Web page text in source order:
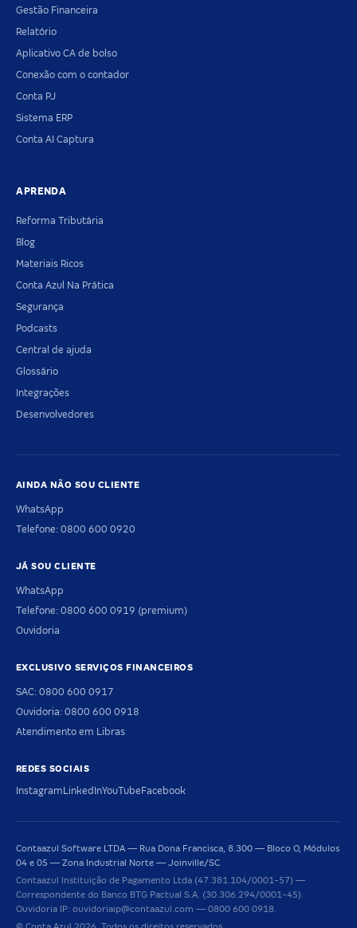
Gestão Financeira
Relatório
Aplicativo CA de bolso
Conexão com o contador
Conta PJ
Sistema ERP
Conta AI Captura
APRENDA
Reforma Tributária
Blog
Materiais Ricos
Conta Azul Na Prática
Segurança
Podcasts
Central de ajuda
Glossário
Integrações
Desenvolvedores
AINDA NÃO SOU CLIENTE
WhatsApp
Telefone: 0800 600 0920
JÁ SOU CLIENTE
WhatsApp
Telefone: 0800 600 0919 (premium)
Ouvidoria
EXCLUSIVO SERVIÇOS FINANCEIROS
SAC: 0800 600 0917
Ouvidoria: 0800 600 0918
Atendimento em Libras
REDES SOCIAIS
InstagramLinkedInYouTubeFacebook
Contaazul Software LTDA — Rua Dona Francisca, 8.300 — Bloco O, Módulos
04 e 05 — Zona Industrial Norte — Joinville/SC
Contaazul Instituição de Pagamento Ltda (47.381.104/0001-57) —
Correspondente do Banco BTG Pactual S.A. (30.306.294/0001-45).
Ouvidoria IP: ouvidoriaip@contaazul.com — 0800 600 0918.